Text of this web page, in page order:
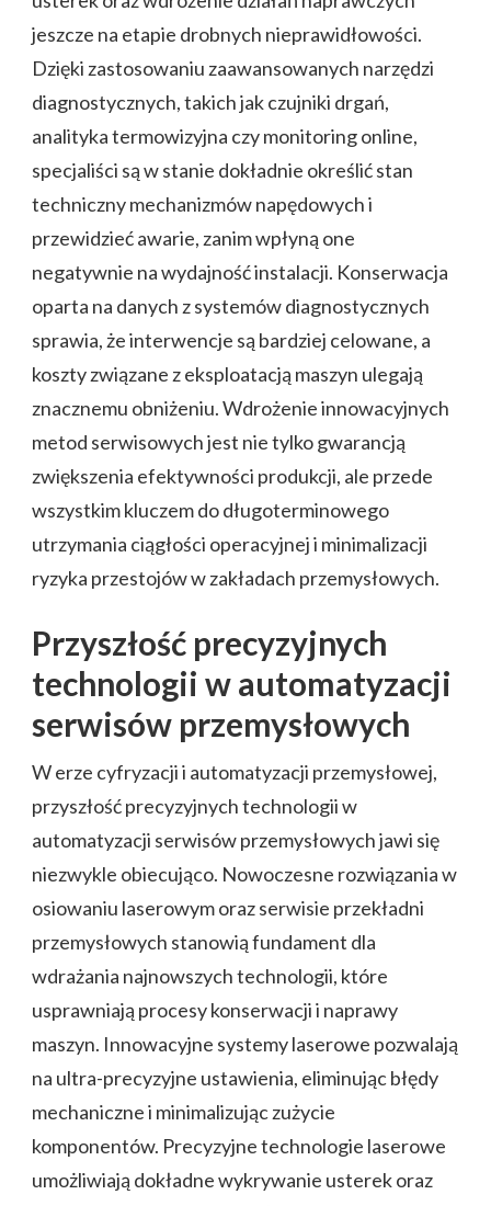
jeszcze na etapie drobnych nieprawidłowości.
Dzięki zastosowaniu zaawansowanych narzędzi
diagnostycznych, takich jak czujniki drgań,
analityka termowizyjna czy monitoring online,
specjaliści są w stanie dokładnie określić stan
techniczny mechanizmów napędowych i
przewidzieć awarie, zanim wpłyną one
negatywnie na wydajność instalacji. Konserwacja
oparta na danych z systemów diagnostycznych
sprawia, że interwencje są bardziej celowane, a
koszty związane z eksploatacją maszyn ulegają
znacznemu obniżeniu. Wdrożenie innowacyjnych
metod serwisowych jest nie tylko gwarancją
zwiększenia efektywności produkcji, ale przede
wszystkim kluczem do długoterminowego
utrzymania ciągłości operacyjnej i minimalizacji
ryzyka przestojów w zakładach przemysłowych.
Przyszłość precyzyjnych
technologii w automatyzacji
serwisów przemysłowych
W erze cyfryzacji i automatyzacji przemysłowej,
przyszłość precyzyjnych technologii w
automatyzacji serwisów przemysłowych jawi się
niezwykle obiecująco. Nowoczesne rozwiązania w
osiowaniu laserowym oraz serwisie przekładni
przemysłowych stanowią fundament dla
wdrażania najnowszych technologii, które
usprawniają procesy konserwacji i naprawy
maszyn. Innowacyjne systemy laserowe pozwalają
na ultra-precyzyjne ustawienia, eliminując błędy
mechaniczne i minimalizując zużycie
komponentów. Precyzyjne technologie laserowe
umożliwiają dokładne wykrywanie usterek oraz